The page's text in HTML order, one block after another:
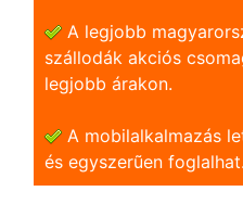
A legjobb
szállodák akciós
legjobb árakon.
A mobilalkalmazás
és egyszerũen foglalhat.